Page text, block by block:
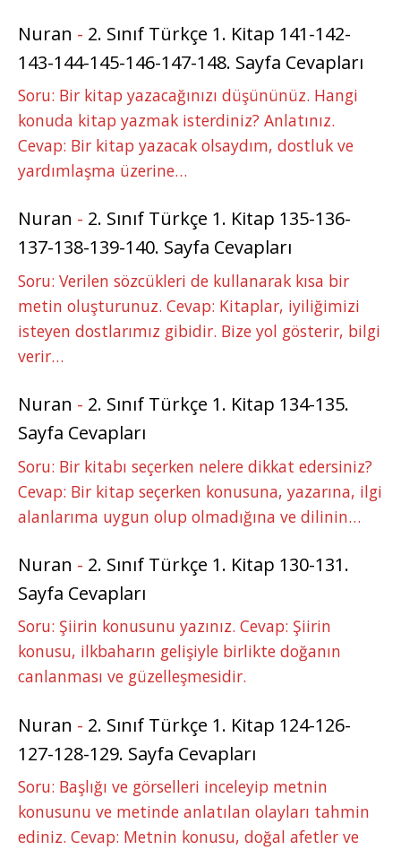
Nuran - 2. Sınıf Türkçe 1. Kitap 141-142-
143-144-145-146-147-148. Sayfa Cevapları
Soru: Bir kitap yazacağınızı düşününüz. Hangi
konuda kitap yazmak isterdiniz? Anlatınız.
Cevap: Bir kitap yazacak olsaydım, dostluk ve
yardımlaşma üzerine…
Nuran - 2. Sınıf Türkçe 1. Kitap 135-136-
137-138-139-140. Sayfa Cevapları
Soru: Verilen sözcükleri de kullanarak kısa bir
metin oluşturunuz. Cevap: Kitaplar, iyiliğimizi
isteyen dostlarımız gibidir. Bize yol gösterir, bilgi
verir…
Nuran - 2. Sınıf Türkçe 1. Kitap 134-135.
Sayfa Cevapları
Soru: Bir kitabı seçerken nelere dikkat edersiniz?
Cevap: Bir kitap seçerken konusuna, yazarına, ilgi
alanlarıma uygun olup olmadığına ve dilinin…
Nuran - 2. Sınıf Türkçe 1. Kitap 130-131.
Sayfa Cevapları
Soru: Şiirin konusunu yazınız. Cevap: Şiirin
konusu, ilkbaharın gelişiyle birlikte doğanın
canlanması ve güzelleşmesidir.
Nuran - 2. Sınıf Türkçe 1. Kitap 124-126-
127-128-129. Sayfa Cevapları
Soru: Başlığı ve görselleri inceleyip metnin
konusunu ve metinde anlatılan olayları tahmin
ediniz. Cevap: Metnin konusu, doğal afetler ve